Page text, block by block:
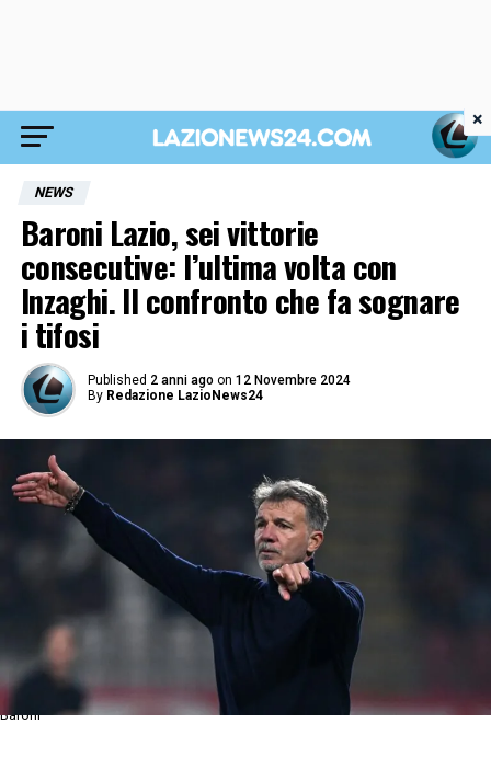
NEWS
Baroni Lazio, sei vittorie
consecutive: l’ultima volta con
Inzaghi. Il confronto che fa sognare
i tifosi
Published 2 anni ago on 12 Novembre 2024
By Redazione LazioNews24
Baroni
×